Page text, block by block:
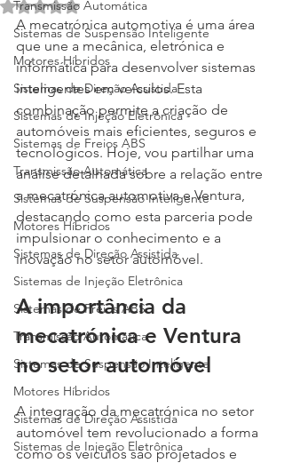
Transmissão Automática
Sistemas de Suspensão Inteligente
Motores Híbridos
Sistemas de Direção Assistida
Sistemas de Injeção Eletrônica
Sistemas de Freios ABS
Transmissão Automática
Sistemas de Suspensão Inteligente
Motores Híbridos
Sistemas de Direção Assistida
Sistemas de Injeção Eletrônica
Sistemas de Freios ABS
Transmissão Automática
Sistemas de Suspensão Inteligente
Motores Híbridos
Sistemas de Direção Assistida
Sistemas de Injeção Eletrônica
Avaliado com NaN de 5 estrelas.
A mecatrónica automotiva é uma área
que une a mecânica, eletrónica e
informática para desenvolver sistemas
inteligentes em veículos. Esta
combinação permite a criação de
automóveis mais eficientes, seguros e
tecnológicos. Hoje, vou partilhar uma
análise detalhada sobre a relação entre
a mecatrónica automotiva e Ventura,
destacando como esta parceria pode
impulsionar o conhecimento e a
inovação no setor automóvel.
A importância da
mecatrónica e Ventura
no setor automóvel
A integração da mecatrónica no setor
automóvel tem revolucionado a forma
como os veículos são projetados e